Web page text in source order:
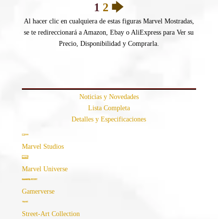
1 2 🡆
Al hacer clic en cualquiera de estas figuras Marvel Mostradas,
se te redireccionará a Amazon, Ebay o AliExpress para Ver su
Precio, Disponibilidad y Comprarla.
Noticias y Novedades
Lista Completa
Detalles y Especificaciones
Marvel Studios
Marvel Universe
Gamerverse
Street-Art Collection